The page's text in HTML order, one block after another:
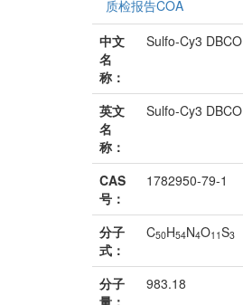
质检报告COA
中文
名
称：
Sulfo-Cy3 DBCO
英文
名
称：
Sulfo-Cy3 DBCO
CAS
号：
1782950-79-1
分子
式：
C50H54N4O11S3
分子
量：
983.18